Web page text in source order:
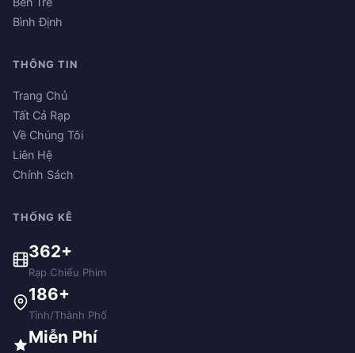
Bình Định
THÔNG TIN
Trang Chủ
Tất Cả Rạp
Về Chúng Tôi
Liên Hệ
Chính Sách
THỐNG KÊ
362+
Rạp Chiếu Phim
186+
Tỉnh/Thành Phố
Miễn Phí